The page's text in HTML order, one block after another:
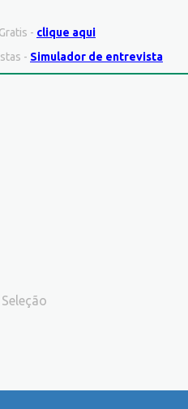
- clique aqui
- Simulador de entrevista